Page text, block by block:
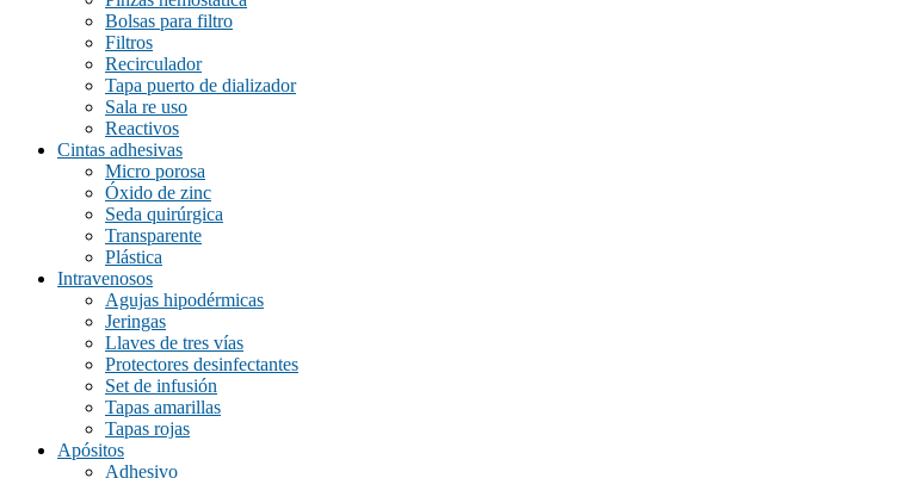
Bolsas para filtro
Filtros
Recirculador
Tapa puerto de dializador
Sala re uso
Reactivos
Cintas adhesivas
Micro porosa
Óxido de zinc
Seda quirúrgica
Transparente
Plástica
Intravenosos
Agujas hipodérmicas
Jeringas
Llaves de tres vías
Protectores desinfectantes
Set de infusión
Tapas amarillas
Tapas rojas
Apósitos
Adhesivo